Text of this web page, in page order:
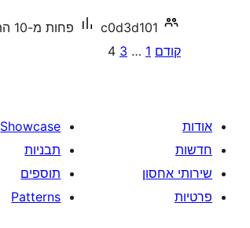
c0d3d101 פחות מ-10 התקנות פעילות
Posts
קודם 1
…
3
4
אודות
חדשות
שירותי אחסון
פרטיות
Showcase
תבניות
תוספים
Patterns